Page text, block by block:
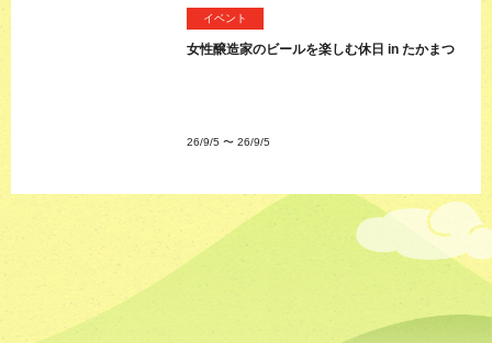
イベント
女性醸造家のビールを楽しむ休日 in たかまつ
26/9/5 〜 26/9/5